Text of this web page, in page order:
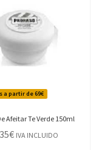
a partir de 69€
Afeitar Te Verde 150ml
€ IVA INCLUIDO